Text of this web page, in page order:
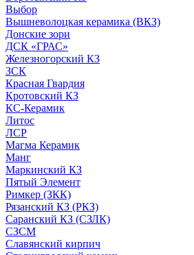
Выбор
Вышневолоцкая керамика (ВКЗ)
Донские зори
ДСК «ГРАС»
Железногорский КЗ
ЗСК
Красная Гвардия
Кротовский КЗ
КС-Керамик
Литос
ЛСР
Магма Керамик
Манг
Маркинский КЗ
Пятый Элемент
Римкер (ЗКК)
Рязанский КЗ (РКЗ)
Саранский КЗ (СЗЛК)
СЗСМ
Славянский кирпич